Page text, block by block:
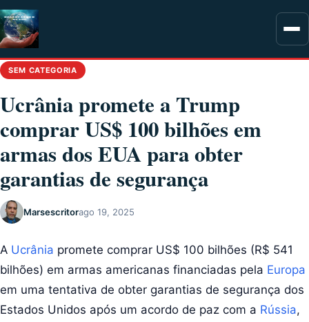
SEM CATEGORIA
Ucrânia promete a Trump
comprar US$ 100 bilhões em
armas dos EUA para obter
garantias de segurança
Marsescritorago 19, 2025
A Ucrânia promete comprar US$ 100 bilhões (R$ 541
bilhões) em armas americanas financiadas pela Europa
em uma tentativa de obter garantias de segurança dos
Estados Unidos após um acordo de paz com a Rússia,